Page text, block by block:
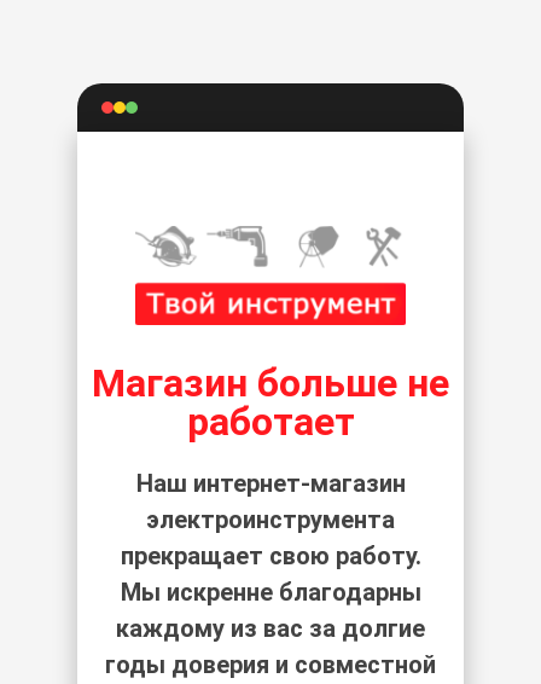
Магазин больше не
работает
Наш интернет-магазин
электроинструмента
прекращает свою работу.
Мы искренне благодарны
каждому из вас за долгие
годы доверия и совместной